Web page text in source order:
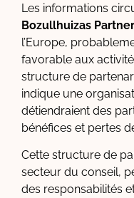
Les informations
Bozullhuizas
l’Europe,
favorable aux
structure de
indique une
détiendraient des
bénéfices et pertes
Cette structure de
secteur du conseil,
des responsabilités